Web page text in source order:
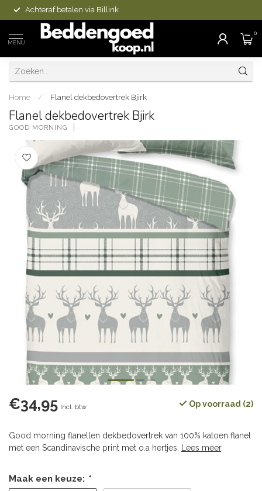
Achteraf betalen via Billink
MENU
0
Home / Flanel dekbedovertrek Bjirk
Flanel dekbedovertrek Bjirk
GOOD MORNING
€34,95 Incl. btw Op voorraad (2)
Good morning flanellen dekbedovertrek van 100% katoen flanel
met een Scandinavische print met o.a hertjes.
Lees meer.
Maak een keuze: *